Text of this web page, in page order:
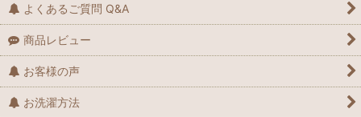
よくあるご質問 Q&A
商品レビュー
お客様の声
お洗濯方法